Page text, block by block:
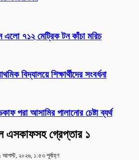
এলো ৭১২ মেট্রিক টন কাঁচা মরিচ
বিদ্যালয়ে শিক্ষার্থীদের সংবর্ধনা
পরা আসামির পালানোর চেষ্টা ব্যর্থ
এসকাফসহ গ্রেপ্তার ১
আগস্ট, ২০২৬, ১:৫৩ পূর্বাহ্ণ